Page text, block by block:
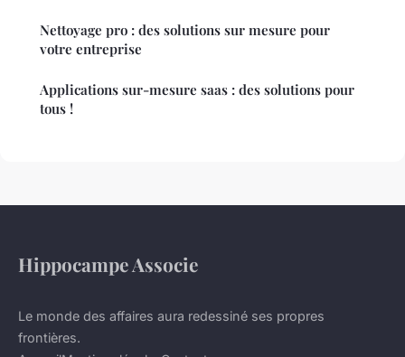
Nettoyage pro : des solutions sur mesure pour
votre entreprise
Applications sur-mesure saas : des solutions pour
tous !
Hippocampe Associe
Le monde des affaires aura redessiné ses propres
frontières.